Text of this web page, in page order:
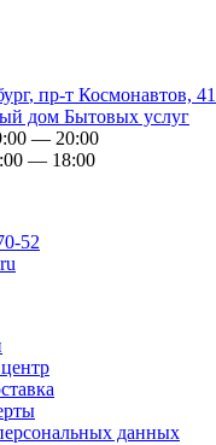
, пр-т Космонавтов, 41
дом Бытовых услуг
— 20:00
— 18:00
52
данных